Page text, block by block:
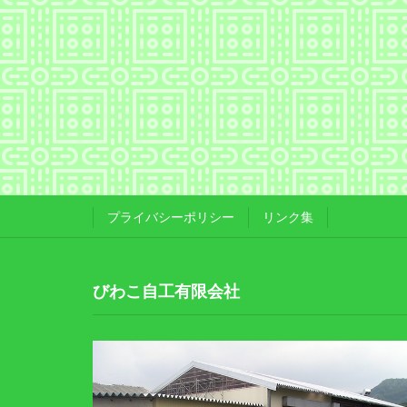
プライバシーポリシー リンク集
びわこ自工有限会社